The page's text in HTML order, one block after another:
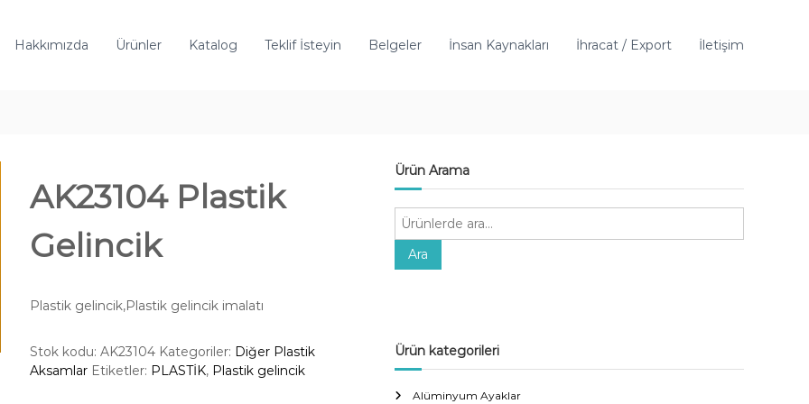
Hakkımızda Ürünler Katalog Teklif İsteyin Belgeler İnsan Kaynakları İhracat / Export İletişim
AK23104 Plastik
Gelincik
Plastik gelincik,Plastik gelincik imalatı
Stok kodu: AK23104 Kategoriler: Diğer Plastik
Aksamlar Etiketler: PLASTİK, Plastik gelincik
Ürün Arama
A
:
Ara
Ürün kategorileri
Alüminyum Ayaklar